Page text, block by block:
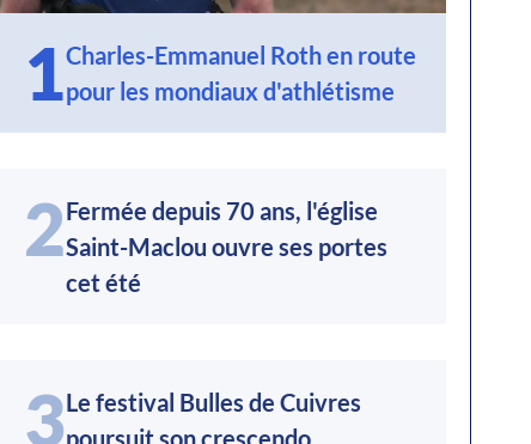
1Charles-Emmanuel Roth en route
pour les mondiaux d'athlétisme
2Fermée depuis 70 ans, l'église
Saint-Maclou ouvre ses portes
cet été
3Le festival Bulles de Cuivres
poursuit son crescendo